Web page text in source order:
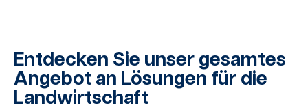
Entdecken Sie unser gesamtes
Angebot an Lösungen für die
Landwirtschaft